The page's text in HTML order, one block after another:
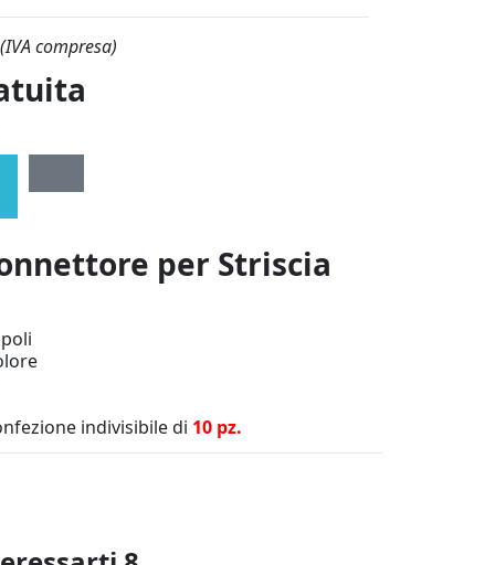
(IVA compresa)
per Striscia
indivisibile di 10 pz.